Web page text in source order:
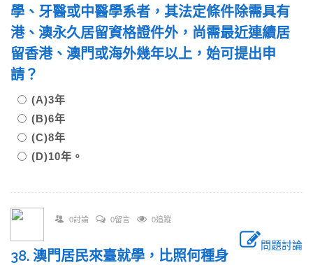
學、牙醫或中醫學系者，其法定條件除需具有
港、澳永久居留資格證件外，尚需最近連續居
留香港、澳門或海外幾年以上，始可提出申
請？
(A)3年
(B)6年
(C)8年
(D)10年。
0討論 0留言 0追蹤
問題討論
38. 澳門居民來臺就學，比照何種身